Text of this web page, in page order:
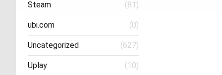
Steam (81)
ubi.com (0)
Uncategorized (627)
Uplay (10)